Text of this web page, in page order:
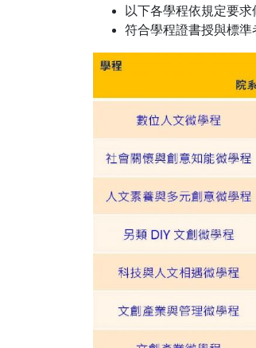
以下各學程依規定要
符合學程證書授與標準